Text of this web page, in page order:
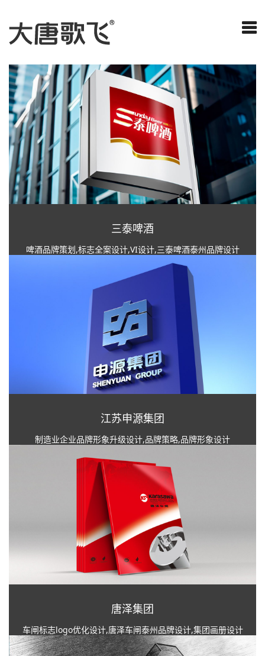
三泰啤酒
啤酒品牌策划,标志全案设计,VI设计,三泰啤酒泰州品牌设计
江苏申源集团
制造业企业品牌形象升级设计,品牌策略,品牌形象设计
唐泽集团
车闸标志logo优化设计,唐泽车闸泰州品牌设计,集团画册设计